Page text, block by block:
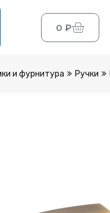
0 ₽
и фурнитура Ручки